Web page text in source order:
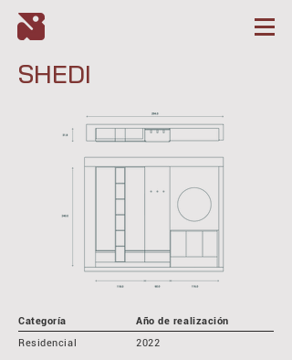
SHEDI
Categoría
Año de realización
Residencial
2022